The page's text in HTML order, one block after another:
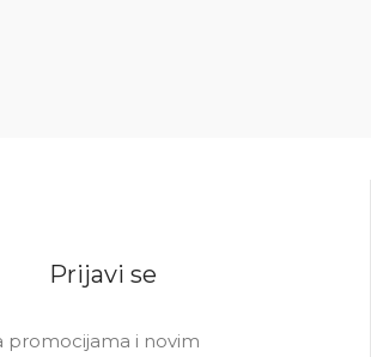
Prijavi se
promocijama i novim